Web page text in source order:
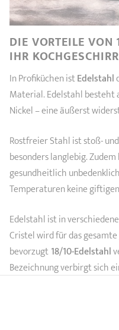
DIE VORTEILE VON
IHR KOCHGESCHIRR
In Profiküchen istEdelstahl
Material. Edelstahl besteht
Nickel – eine äußerst
Rostfreier Stahl ist stoß-
besonders langlebig.
gesundheitlich
Temperaturen keine
Edelstahl ist in
Cristel wird für das gesamte
bevorzugt18/10-Edelstahl
Bezeichnung verbirgt sich
18 % Chrom und 10 %